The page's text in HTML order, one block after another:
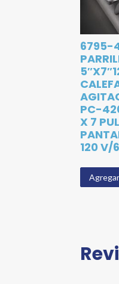
6795-
PC-
X 7
120 V/